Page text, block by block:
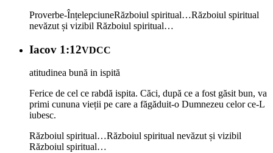
Proverbe-ÎnțelepciuneRăzboiul spiritual…Războiul spiritual
nevăzut și vizibil Războiul spiritual…
Iacov 1:12VDCC
atitudinea bună in ispită
Ferice de cel ce rabdă ispita. Căci, după ce a fost găsit bun, va
primi cununa vieții pe care a făgăduit-o Dumnezeu celor ce-L
iubesc.
Războiul spiritual…Războiul spiritual nevăzut și vizibil
Războiul spiritual…